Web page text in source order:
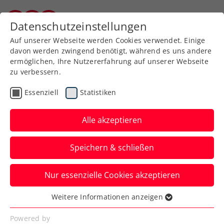
Zurück zur Newsübersicht
Turniere
Tolle Leistung von
Christoph Brugger beim
Kat. 2 Turnier in Zell am
See
Beim 3. Turnier des 38. Sparkasse-
Jugend-Cups waren auch sechs Kärntner
Jugendliche am Start.
Datenschutzeinstellungen
Auf unserer Webseite werden Cookies verwendet. Einige
davon werden zwingend benötigt, während es uns andere
ermöglichen, Ihre Nutzererfahrung auf unserer Webseite
zu verbessern.
Essenziell Statistiken
Alle akzeptieren
Speichern & schließen
Nur essenzielle Cookies akzeptieren
Essenziell
Essenzielle Cookies werden für grundlegende
Weitere Informationen anzeigen
Powered by